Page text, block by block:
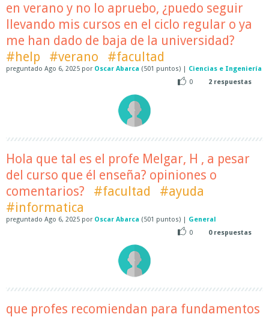
en verano y no lo apruebo, ¿puedo seguir
llevando mis cursos en el ciclo regular o ya
me han dado de baja de la universidad?
#help
#verano #facultad
preguntado Ago 6, 2025 por Oscar Abarca (501 puntos) | Ciencias e Ingeniería
0
2 respuestas
Hola que tal es el profe Melgar, H , a pesar
del curso que él enseña? opiniones o
comentarios?
#facultad
#ayuda
#informatica
preguntado Ago 6, 2025 por Oscar Abarca (501 puntos) | General
0
0respuestas
que profes recomiendan para fundamentos